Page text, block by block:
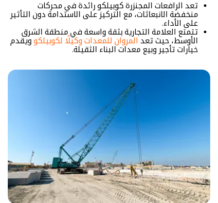
تعد الرافعات المجنزرة كوبيلكو رائدة في محركات
منخفضة الانبعاثات، مع التركيز على الاستدامة دون التأثير
على الأداء.
تتمتع العلامة التجارية بثقة واسعة في منطقة الشرق
الأوسط، حيث تعد المروان للمعدات وكيلًا لكوبيلكو ويقدم
خيارات تأجير وبيع معدات البناء الثقيلة.